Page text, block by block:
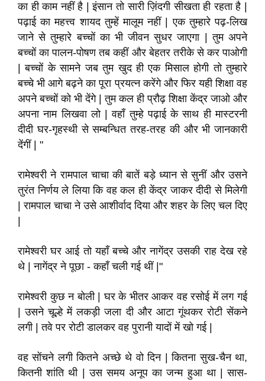
का ही काम नहीं है | इंसान तो सारी ज़िंदगी सीखता ही रहता है |
पढ़ाई का महत्त्व शायद तुम्हें मालूम नहीं | एक तुम्हारे पढ़-लिख
जाने से तुम्हारे बच्चों का भी जीवन सुधर जाएगा | तुम अपने
बच्चों का पालन-पोषण तब कहीं और बेहतर तरीके से कर पाओगी
| बच्चों के सामने जब तुम खुद ही एक मिसाल होगी तो तुम्हारे
बच्चे भी आगे बढ़ने का पूरा प्रयत्न करेंगे और फिर यही शिक्षा वह
अपने बच्चों को भी देंगे | तुम कल ही प्रौढ़ शिक्षा केंद्र जाओ और
अपना नाम लिखवा लो | वहाँ तुम्हे पढ़ाई के साथ ही मास्टरनी
दीदी घर-गृहस्थी से सम्बन्धित तरह-तरह की और भी जानकारी
देंगीं | "
रामेश्वरी ने रामपाल चाचा की बातें बड़े ध्यान से सुनीं और उसने
तुरंत निर्णय ले लिया कि वह कल ही केंद्र जाकर दीदी से मिलेगी
| रामपाल चाचा ने उसे आशीर्वाद दिया और शहर के लिए चल दिए
रामेश्वरी घर आई तो यहाँ बच्चे और नागेंद्र उसकी राह देख रहे
थे | नागेंद्र ने पूछा - कहाँ चली गई थीं |"
रामेश्वरी कुछ न बोली | घर के भीतर आकर वह रसोई में लग गई
| उसने चूल्हे में लकड़ी जला दी और आटा गूंथकर रोटी सेंकने
लगी | तवे पर रोटी डालकर वह पुरानी यादों में खो गई |
वह सोंचने लगी कितने अच्छे थे वो दिन | कितना सुख-चैन था,
कितनी शांति थी | उस समय अनूप का जन्म हुआ था | सास-